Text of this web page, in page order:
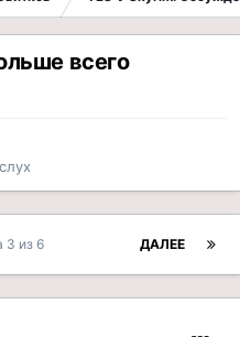
всего
ДАЛЕЕ
3 из 6